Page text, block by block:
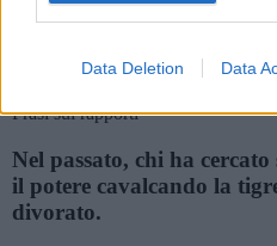
Data Deletion Data
New York Times.
Frasi sui rapporti
Nel passato, chi ha
il potere cavalcando la
divorato.